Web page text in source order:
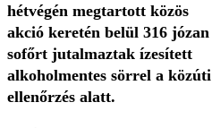
hétvégén megtartott közös
akció keretén belül 316 józan
sofőrt jutalmaztak ízesített
alkoholmentes sörrel a közúti
ellenőrzés alatt.